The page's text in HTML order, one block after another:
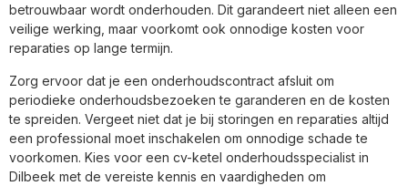
betrouwbaar wordt onderhouden. Dit garandeert niet alleen een
veilige werking, maar voorkomt ook onnodige kosten voor
reparaties op lange termijn.
Zorg ervoor dat je een onderhoudscontract afsluit om
periodieke onderhoudsbezoeken te garanderen en de kosten
te spreiden. Vergeet niet dat je bij storingen en reparaties altijd
een professional moet inschakelen om onnodige schade te
voorkomen. Kies voor een cv-ketel onderhoudsspecialist in
Dilbeek met de vereiste kennis en vaardigheden om